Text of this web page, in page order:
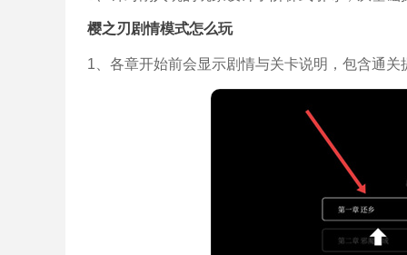
樱之刃剧情模式怎么玩
1、各章开始前会显示剧情与关卡说明，包含通